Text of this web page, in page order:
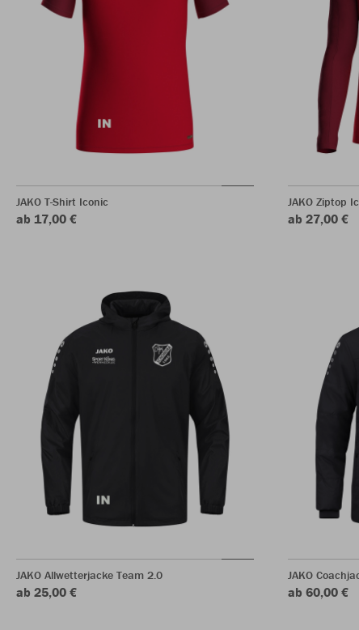
JAKO T-Shirt Iconic
ab 17,00 €
JAKO Ziptop
ab 27,00 €
JAKO Allwetterjacke Team 2.0
ab 25,00 €
JAKO
ab 60,00 €